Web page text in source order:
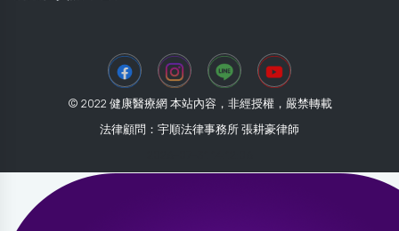
© 2022 健康醫療網 本站內容，非經授權，嚴禁轉載
法律顧問：宇順法律事務所 張耕豪律師